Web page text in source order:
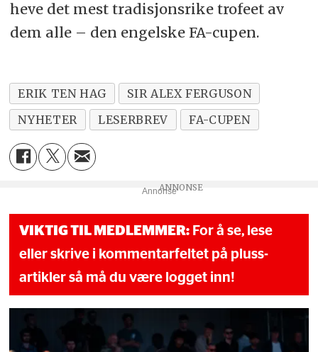
heve det mest tradisjonsrike trofeet av
dem alle – den engelske FA-cupen.
ERIK TEN HAG
SIR ALEX FERGUSON
NYHETER
LESERBREV FA-CUPEN
Annonse
VIKTIG TIL MEDLEMMER: For å se, lese
eller skrive i kommentarfeltet på pluss-
artikler så må du være logget inn!